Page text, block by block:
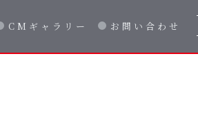
CMギャラリー お問い合わせ